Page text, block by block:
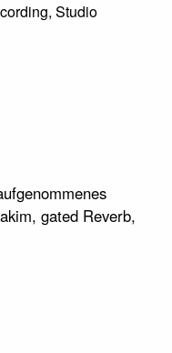
Studio
gated Reverb,